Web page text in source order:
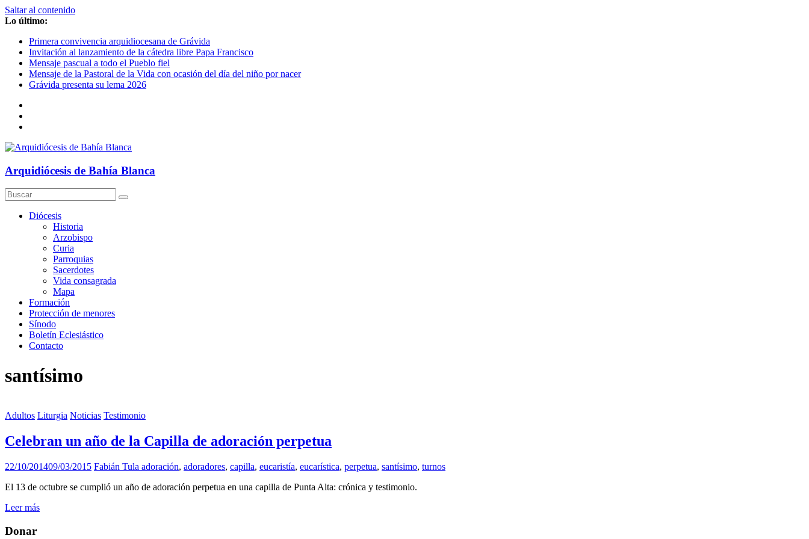
Saltar al contenido
Lo último:
Primera convivencia arquidiocesana de Grávida
Invitación al lanzamiento de la cátedra libre Papa Francisco
Mensaje pascual a todo el Pueblo fiel
Mensaje de la Pastoral de la Vida con ocasión del día del niño por nacer
Grávida presenta su lema 2026
Arquidiócesis de Bahía Blanca
Diócesis
Historia
Arzobispo
Curia
Parroquias
Sacerdotes
Vida consagrada
Mapa
Formación
Protección de menores
Sínodo
Boletín Eclesiástico
Contacto
santísimo
Adultos Liturgia Noticias Testimonio
Celebran un año de la Capilla de adoración perpetua
22/10/201409/03/2015 Fabián Tula adoración, adoradores, capilla, eucaristía, eucarística, perpetua, santísimo, turnos
El 13 de octubre se cumplió un año de adoración perpetua en una capilla de Punta Alta: crónica y testimonio.
Leer más
Donar